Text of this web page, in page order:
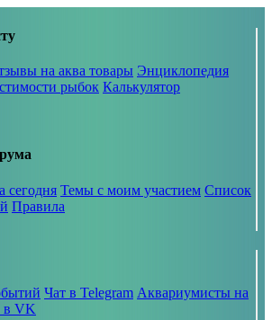
на аква товары Энциклопедия
рыбок Калькулятор
сегодня Темы с моим участием Список
Правила
Чат в Telegram Аквариумисты на
в VK